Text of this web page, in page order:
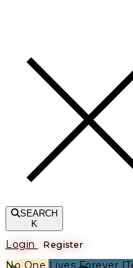
SEARCH
K
Login Register
No One Lives Forever